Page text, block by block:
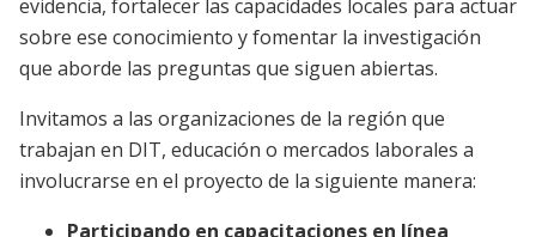
evidencia, fortalecer las capacidades locales para actuar
sobre ese conocimiento y fomentar la investigación
que aborde las preguntas que siguen abiertas.
Invitamos a las organizaciones de la región que
trabajan en DIT, educación o mercados laborales a
involucrarse en el proyecto de la siguiente manera:
Participando en capacitaciones en línea